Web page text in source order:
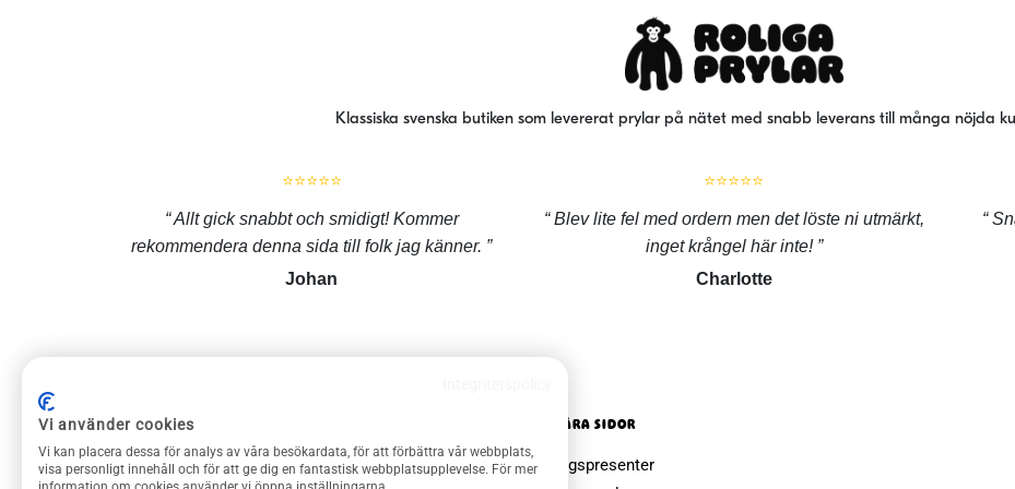
Klassiska svenska butiken som levererat prylar på nätet med snabb leverans till många nöjda
⭐⭐⭐⭐⭐
Allt gick snabbt och smidigt! Kommer
rekommendera denna sida till folk jag känner.
Johan
⭐⭐⭐⭐⭐
Blev lite fel med ordern men det löste ni utmärkt,
inget krångel här inte!
Charlotte
ROLIGAPRYLAR KUNDSERVICE
Om Roliga prylar
POPULÄRA SIDOR
Farsdagspresenter
Vi använder cookies
Vi kan placera dessa för analys av våra besökardata, för att förbättra vår webbplats,
visa personligt innehåll och för att ge dig en fantastisk webbplatsupplevelse. För mer